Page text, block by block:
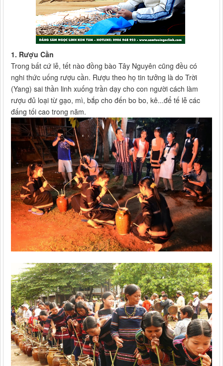
1. Rượu Cần
Trong bất cứ lễ, tết nào đồng bào Tây Nguyên cũng đều có
nghi thức uống rượu cần. Rượu theo họ tin tưởng là do Trời
(Yang) sai thần linh xuống trần dạy cho con người cách làm
rượu đủ loại từ gạo, mì, bắp cho đến bo bo, kê...để tế lễ các
đấng tối cao trong năm.